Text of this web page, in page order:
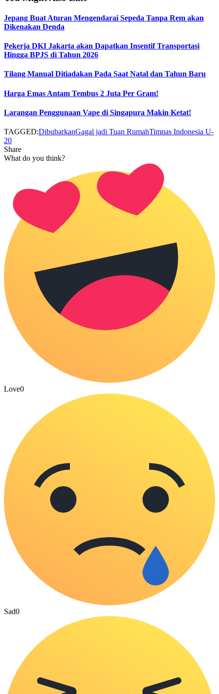
Jepang Buat Aturan Mengendarai Sepeda Tanpa Rem akan
Dikenakan Denda
Pekerja DKI Jakarta akan Dapatkan Insentif Transportasi
Hingga BPJS di Tahun 2026
Tilang Manual Ditiadakan Pada Saat Natal dan Tahun Baru
Harga Emas Antam Tembus 2 Juta Per Gram!
Larangan Penggunaan Vape di Singapura Makin Ketat!
TAGGED:DibubarkanGagal jadi Tuan RumahTimnas Indonesia U-
20
Share
What do you think?
Love0
Sad0